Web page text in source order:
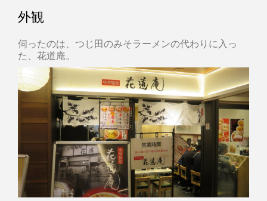
外観
伺ったのは、つじ田のみそラーメンの代わりに入っ
た、花道庵。